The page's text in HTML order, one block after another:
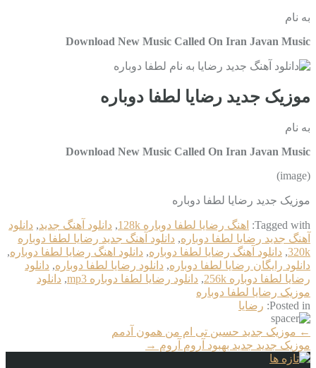
به نام
Download New Music Called On Iran Javan Music
موزیک جدید رضایا لطفا دوباره
به نام
Download New Music Called On Iran Javan Music
(image)
موزیک جدید رضایا لطفا دوباره
Tagged with: اهنگ رضایا لطفا دوباره 128k , دانلود آهنگ جدید, دانلود
آهنگ جدید رضایا لطفا دوباره, دانلود آهنگ جدید رضایا لطفا دوباره
320k
, دانلود آهنگ رضایا لطفا دوباره, دانلود اهنگ رضایا لطفا دوباره,
دانلود رایگان رضایا لطفا دوباره, دانلود رضایا لطفا دوباره, دانلود
رضایا لطفا دوباره 256k
, دانلود رضایا لطفا دوباره mp3 , دانلود
موزیک رضایا لطفا دوباره
Posted in: رضایا
More
Articles
← موزیک جدید حسین تی ام من همون آدمم
موزیک جدید جديد بهبود آروم آروم →